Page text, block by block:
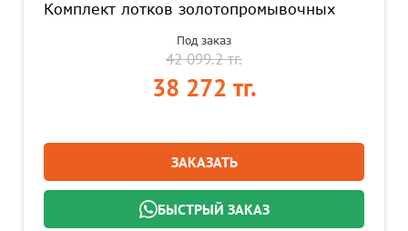
Комплект лотков золотопромывочных
Под заказ
42 099.2 тг.
38 272 тг.
ЗАКАЗАТЬ
БЫСТРЫЙ ЗАКАЗ